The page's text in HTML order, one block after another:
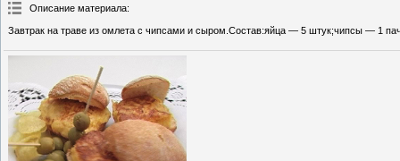
Описание материала:
Завтрак на траве из омлета с чипсами и сыром.Состав:яйца — 5 штук;чипсы — 1